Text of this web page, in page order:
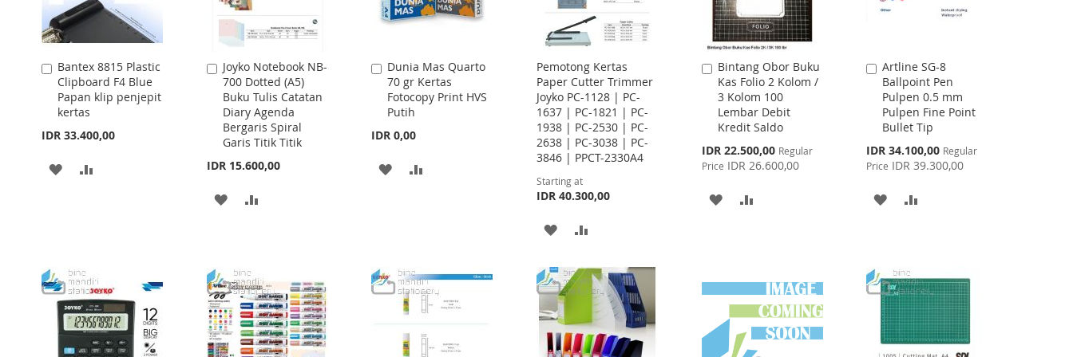
Bantex 8815 Plastic
Clipboard F4 Blue
Papan klip penjepit
kertas
IDR 33.400,00
Add
to
Cart
ADD
Joyko Notebook NB-
700 Dotted (A5)
Buku Tulis Catatan
Diary Agenda
Bergaris Spiral
Garis Titik Titik
IDR 15.600,00
Add
to
Cart
ADD
LIST
Dunia Mas Quarto
70 gr Kertas
Fotocopy Print HVS
Putih
IDR 0,00
Add
to
Cart
ADD
Pemotong Kertas
Paper Cutter Trimmer
Joyko PC-1128 | PC-
1637 | PC-1821 | PC-
1938 | PC-2530 | PC-
2638 | PC-3038 | PC-
3846 | PPCT-2330A4
Starting at
IDR 40.300,00
ADD
WISH
LIST
COMPARE
Bintang Obor Buku
Kas Folio 2 Kolom /
3 Kolom 100
Lembar Debit
Kredit Saldo
Special
Price
IDR 22.500,00 Regular
Price IDR 26.600,00
Add
to
Cart
ADD
LIST
Artline SG-8
Ballpoint Pen
Pulpen 0.5 mm
Pulpen Fine Point
Bullet Tip
Special
Price
IDR 34.100,00 Regular
Price IDR 39.300,00
Add
to
Cart
ADD
LIST